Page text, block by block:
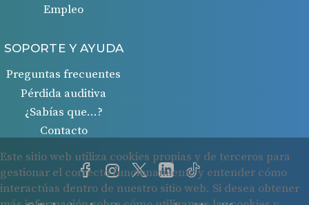
Empleo
SOPORTE Y AYUDA
Preguntas frecuentes
Pérdida auditiva
¿Sabías que…?
Contacto